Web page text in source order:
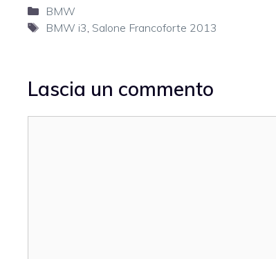
Categorie
BMW
Tag
BMW i3 Salone Francoforte 2013
Lascia un commento